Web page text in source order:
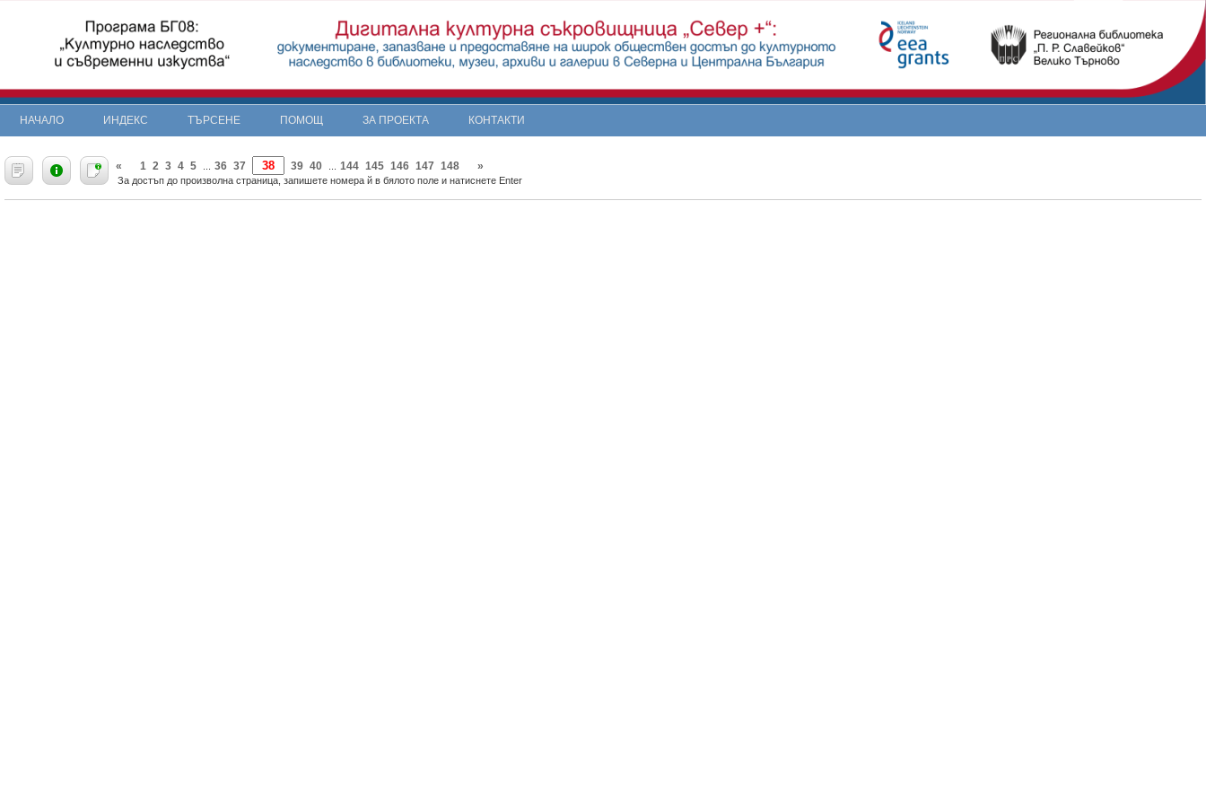
НАЧАЛО ИНДЕКС ТЪРСЕНЕ ПОМОЩ ЗА ПРОЕКТА КОНТАКТИ
« 1 2 3 4 5 36 37 39 40 144 145 146 147 148 »
За достъп до произволна страница, запишете номера й в бялото поле и натиснете Enter